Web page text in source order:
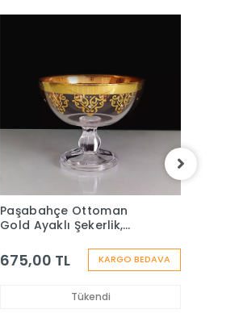
KARGO BEDAVA
Paşabahçe Ottoman
Gold Ayaklı Şekerlik,
Adet
675,00 TL
Tükendi